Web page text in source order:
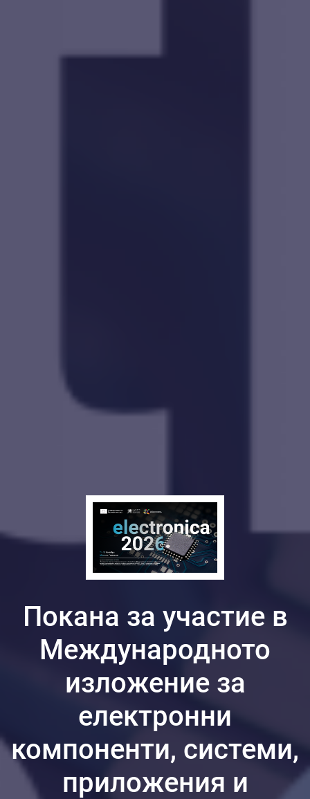
Покана за участие в
Международното
изложение за
електронни
компоненти, системи,
приложения и